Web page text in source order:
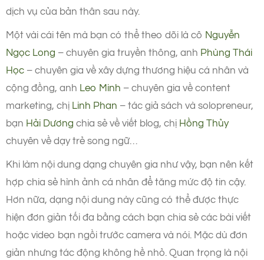
dịch vụ của bản thân sau này.
Một vài cái tên mà bạn có thể theo dõi là cô Nguyễn
Ngọc Long – chuyên gia truyền thông, anh Phùng Thái
Học – chuyên gia về xây dựng thương hiệu cá nhân và
cộng đồng, anh Leo Minh – chuyên gia về content
marketing, chị Linh Phan – tác giả sách và solopreneur,
bạn Hải Dương chia sẻ về viết blog, chị Hồng Thủy
chuyên về dạy trẻ song ngữ…
Khi làm nội dung dạng chuyên gia như vậy, bạn nên kết
hợp chia sẻ hình ảnh cá nhân để tăng mức độ tin cậy.
Hơn nữa, dạng nội dung này cũng có thể được thực
hiện đơn giản tối đa bằng cách bạn chia sẻ các bài viết
hoặc video bạn ngồi trước camera và nói. Mặc dù đơn
giản nhưng tác động không hề nhỏ. Quan trọng là nội